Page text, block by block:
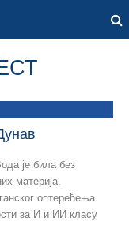
је била без
материја.
оптерећења
за И и ИИ класу